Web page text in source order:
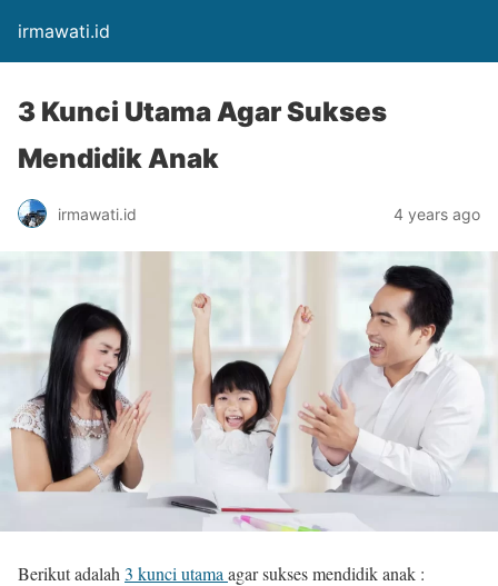
irmawati.id
3 Kunci Utama Agar Sukses
Mendidik Anak
irmawati.id 4 years ago
Berikut adalah 3 kunci utama agar sukses mendidik anak :